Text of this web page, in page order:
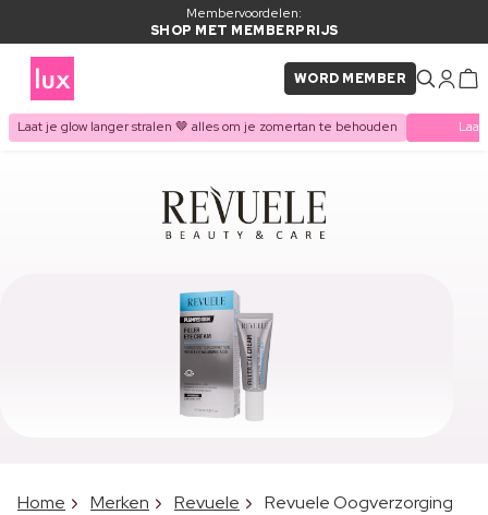
Membervoordelen:
SHOP MET MEMBERPRIJS
WORD MEMBER
Laat je glow langer stralen 🤎 alles om je zomertan te behouden
Home Merken Revuele Revuele Oogverzorging